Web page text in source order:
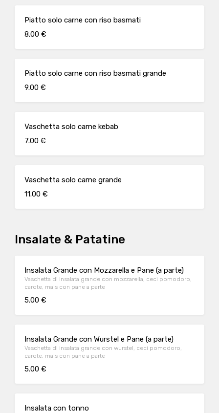
Piatto solo carne con riso basmati
8.00 €
Piatto solo carne con riso basmati grande
9.00 €
Vaschetta solo carne kebab
7.00 €
Vaschetta solo carne grande
11.00 €
Insalate & Patatine
Insalata Grande con Mozzarella e Pane (a parte)
Vaschetta di insalata grande con mozzarella, ceci pomodoro,
carote, mais con pane a parte
5.00 €
Insalata Grande con Wurstel e Pane (a parte)
Vaschetta di insalata grande con wurstel, ceci pomodoro,
carote, mais con pane a parte
5.00 €
Insalata con tonno